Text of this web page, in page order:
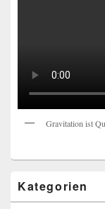
Gravitation ist
Kategorien